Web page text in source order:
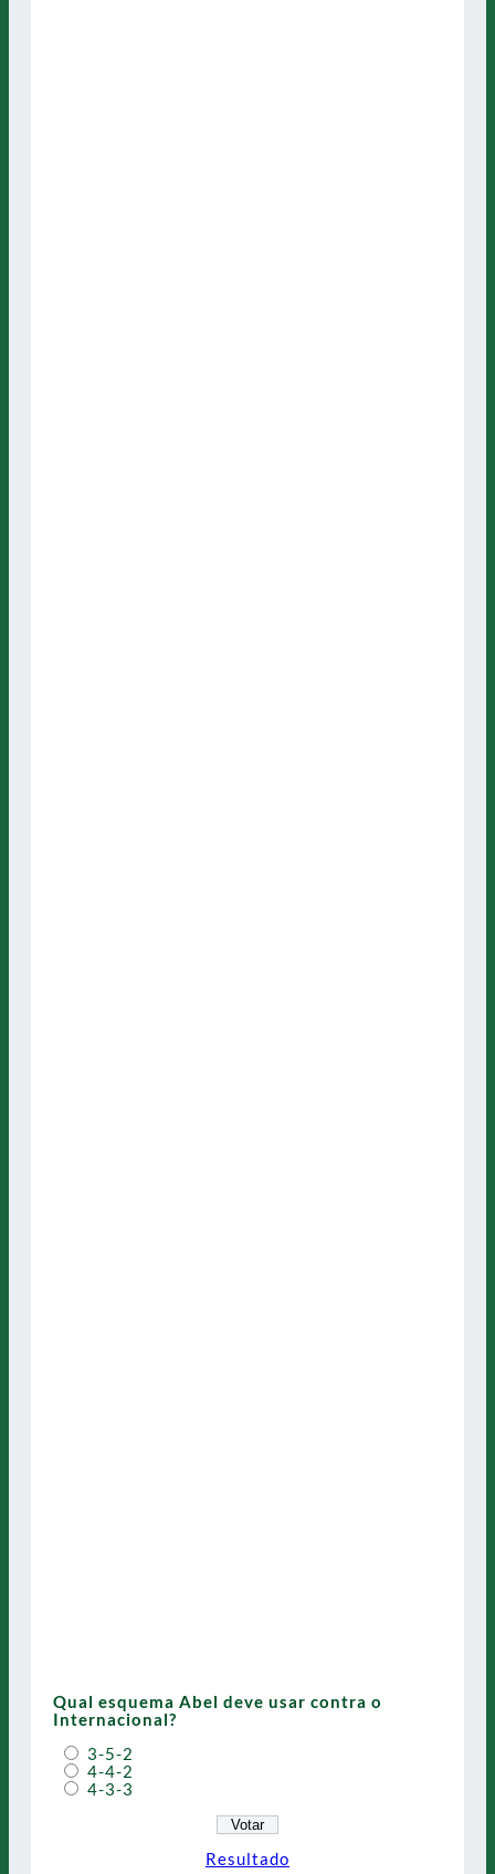
Qual esquema Abel deve usar contra o
Internacional?
3-5-2
4-4-2
4-3-3
Resultado